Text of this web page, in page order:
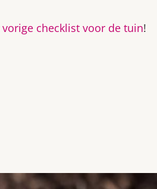
vorige checklist voor de tuin!